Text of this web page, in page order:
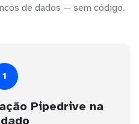
de dados — sem código.
1
Pipedrive na